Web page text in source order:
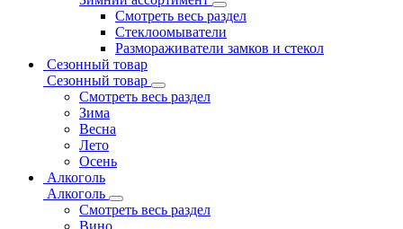
Смотреть весь раздел
Стеклоомыватели
Размораживатели замков и стекол
Сезонный товар
Сезонный товар
Смотреть весь раздел
Зима
Весна
Лето
Осень
Алкоголь
Алкоголь
Смотреть весь раздел
Вино